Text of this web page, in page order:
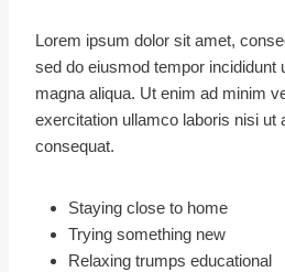
Lorem ipsum dolor sit amet,
sed do eiusmod tempor incididunt
magna aliqua. Ut enim ad minim
exercitation ullamco laboris nisi ut
consequat.
Staying close to home
Trying something new
Relaxing trumps educational